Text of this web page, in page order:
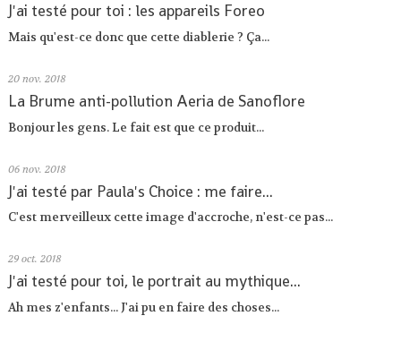
J'ai testé pour toi : les appareils Foreo
Mais qu'est-ce donc que cette diablerie ? Ça...
20 nov. 2018
La Brume anti-pollution Aeria de Sanoflore
Bonjour les gens. Le fait est que ce produit...
06 nov. 2018
J'ai testé par Paula's Choice : me faire...
C'est merveilleux cette image d'accroche, n'est-ce pas...
29 oct. 2018
J'ai testé pour toi, le portrait au mythique...
Ah mes z'enfants... J'ai pu en faire des choses...